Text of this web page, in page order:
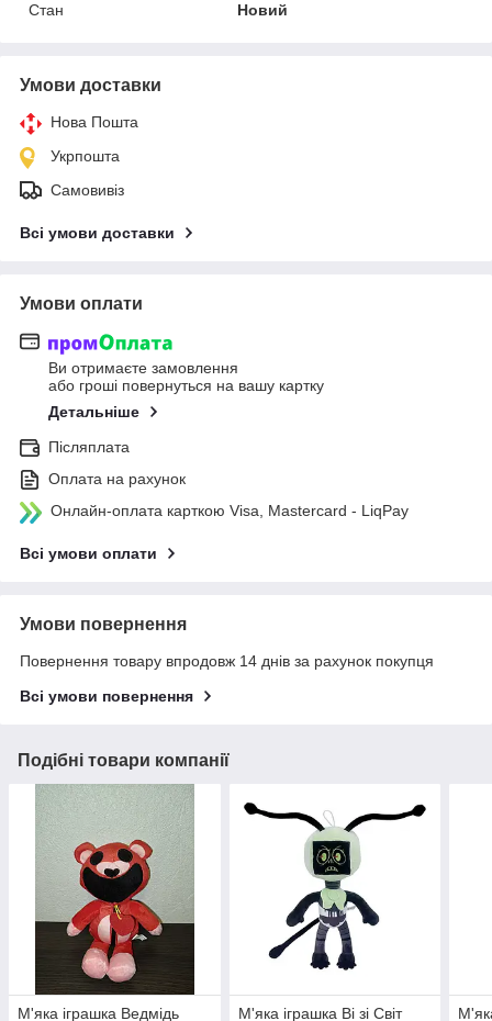
Стан
Новий
Умови доставки
Нова Пошта
Укрпошта
Самовивіз
Всі умови доставки
Умови оплати
Ви отримаєте замовлення
або гроші повернуться на вашу картку
Детальніше
Післяплата
Оплата на рахунок
Онлайн-оплата карткою Visa, Mastercard - LiqPay
Всі умови оплати
Умови повернення
Повернення товару впродовж 14 днів за рахунок покупця
Всі умови повернення
Подібні товари компанії
М'яка іграшка Ведмідь М'яка іграшка Ві зі Світ